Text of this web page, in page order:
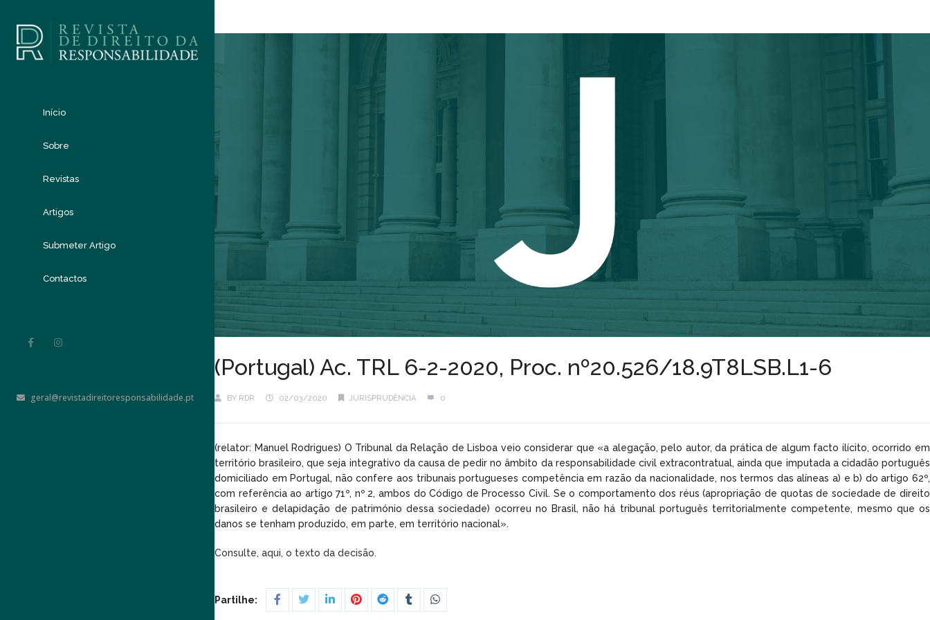
Início
Sobre
Revistas
Artigos
Submeter Artigo
Contactos
geral@revistadireitoresponsabilidade.pt
(Portugal) Ac. TRL 6-2-2020, Proc. nº20.526/18.9T8LSB.L1-6
BY RDR 02/03/2020 JURISPRUDÊNCIA 0
(relator: Manuel Rodrigues) O Tribunal da Relação de Lisboa veio considerar que «a alegação, pelo autor, da prática de algum facto ilícito, ocorrido em
território brasileiro, que seja integrativo da causa de pedir no âmbito da responsabilidade civil extracontratual, ainda que imputada a cidadão português
domiciliado em Portugal, não confere aos tribunais portugueses competência em razão da nacionalidade, nos termos das alíneas a) e b) do artigo 62º,
com referência ao artigo 71º, nº 2, ambos do Código de Processo Civil. Se o comportamento dos réus (apropriação de quotas de sociedade de direito
brasileiro e delapidação de património dessa sociedade) ocorreu no Brasil, não há tribunal português territorialmente competente, mesmo que os
danos se tenham produzido, em parte, em território nacional».
Consulte, aqui, o texto da decisão.
Partilhe: